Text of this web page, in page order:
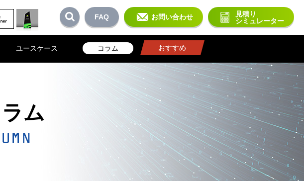
FAQ お問い合わせ
見積り
シミュレーター
ユースケース コラム おすすめ
ム